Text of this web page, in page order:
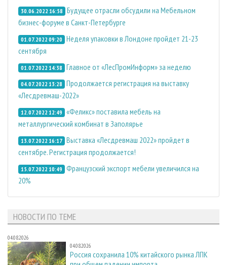
30.06.2022 16:58 Будущее отрасли обсудили на Мебельном
бизнес-форуме в Санкт-Петербурге
01.07.2022 09:20 Неделя упаковки в Лондоне пройдет 21-23
сентября
01.07.2022 14:38 Главное от «ЛесПромИнформ» за неделю
04.07.2022 13:28 Продолжается регистрация на выставку
«Лесдревмаш-2022»
12.07.2022 12:49 «Феликс» поставила мебель на
металлургический комбинат в Заполярье
13.07.2022 16:17 Выставка «Лесдревмаш 2022» пройдет в
сентябре. Регистрация продолжается!
15.07.2022 10:49 Французский экспорт мебели увеличился на
20%
НОВОСТИ ПО ТЕМЕ
04.08.2026
04.08.2026
Россия сохранила 10% китайского рынка ЛПК